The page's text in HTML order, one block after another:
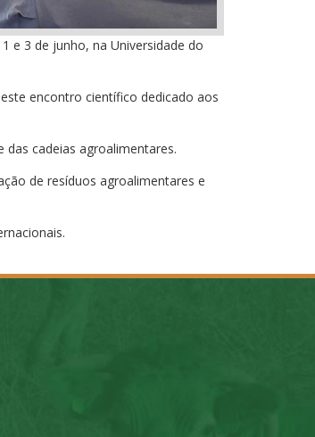
e 3 de junho, na Universidade do
encontro científico dedicado aos
cadeias agroalimentares.
de resíduos agroalimentares e